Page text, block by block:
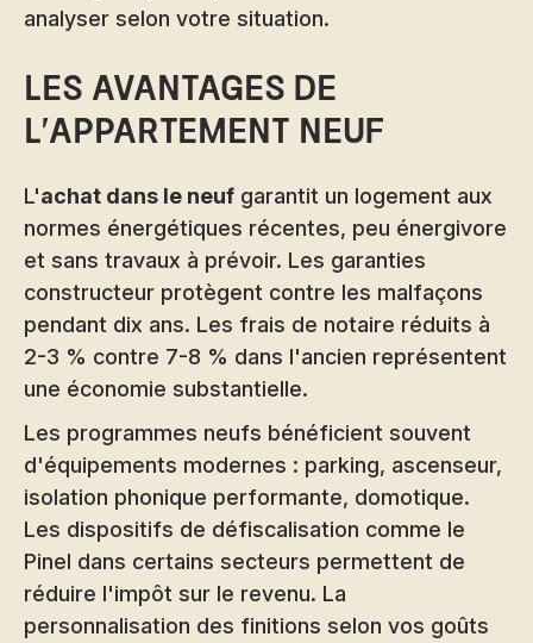
analyser selon votre situation.
Les avantages de
l'appartement neuf
L'achat dans le neuf garantit un logement aux
normes énergétiques récentes, peu énergivore
et sans travaux à prévoir. Les garanties
constructeur protègent contre les malfaçons
pendant dix ans. Les frais de notaire réduits à
2-3 % contre 7-8 % dans l'ancien représentent
une économie substantielle.
Les programmes neufs bénéficient souvent
d'équipements modernes : parking, ascenseur,
isolation phonique performante, domotique.
Les dispositifs de défiscalisation comme le
Pinel dans certains secteurs permettent de
réduire l'impôt sur le revenu. La
personnalisation des finitions selon vos goûts